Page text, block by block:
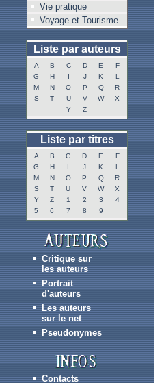
Vie pratique
Voyage et Tourisme
Liste par auteurs
A B C D E
F
G
H I J K
L
M
N O P Q
R
S
T U V W
X
Y
Z
Liste par titres
A B C D E
F
G
H I J K
L
M
N O P Q
R
S
T U V W
X
Y
Z 1 2 3
4
5
6 7 8 9
Critique sur
les auteurs
Portrait
d'auteurs
Les auteurs
sur le net
Pseudonymes
Contacts